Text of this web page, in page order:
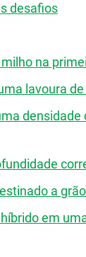
desafios
na
lavoura
a
em